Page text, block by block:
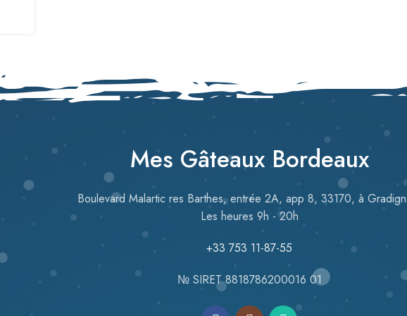
Mes Gâteaux Bordeaux
Boulevard Malartic res Barthes, entrée 2A, app 8, 33170, à
Les heures 9h - 20h
+33 753 11-87-55
№ SIRET 8818786200016 01